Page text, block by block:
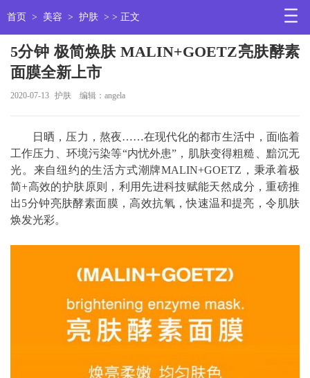
首页 > 美容 > 护肤 > > 正文
5分钟 极简焕肤 MALIN+GOETZ亮肤酵素
面膜全新上市
2020-07-13 护肤 编辑：angela
日晒，压力，熬夜……在现代化的都市生活中，面临着
工作压力、环境污染等“内忧外患”，肌肤变得粗糙、黯沉无
光。来自纽约的生活方式潮牌MALIN+GOETZ，秉承着极
简+高效的护肤原则，利用先进科技赋能天然成分，重磅推
出5分钟亮肤酵素面膜，高效抗氧，快速温和提亮，令肌肤
焕发光彩。